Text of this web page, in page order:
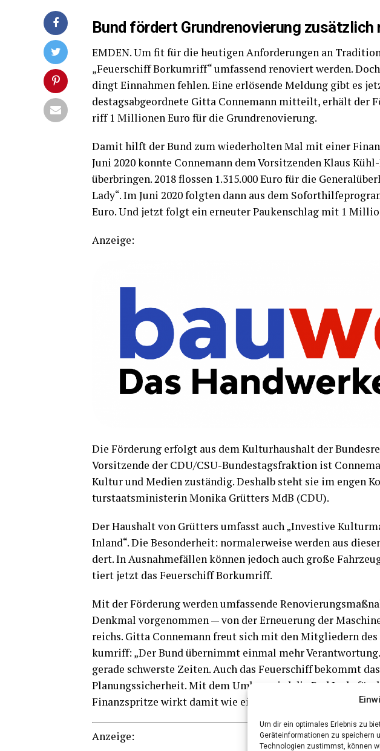
Um dir ein optimales Erlebnis zu
Geräteinformationen zu speichern
Technologien zustimmst, können
Bund för­dert Grund­re­no­vie­rung
EMDEN. Um fit für die heu­ti­gen Anfor­de­run­gen an
„Feu­er­schiff Bor­kum­riff“ umfas­send reno­viert wer­den.
dingt Ein­nah­men feh­len. Eine erlö­sen­de Mel­dung gibt es
des­tags­ab­ge­ord­ne­te Git­ta Con­ne­mann mit­teilt, erhält der
riff 1 Mil­lio­nen Euro für die Grundrenovierung.
Damit hilft der Bund zum wie­der­hol­ten Mal mit einer
Juni 2020 konn­te Con­ne­mann dem Vor­sit­zen­den Klaus
über­brin­gen. 2018 flos­sen 1.315.000 Euro für die
Lady“. Im Juni 2020 folg­ten dann aus dem
Euro. Und jetzt folgt ein erneu­ter Pau­ken­schlag mit 1
Anzei­ge:
Die För­de­rung erfolgt aus dem Kul­tur­haus­halt der
Vor­sit­zen­de der CDU/C­SU-Bun­des­tags­frak­ti­on ist
Kul­tur und Medi­en zustän­dig. Des­halb steht sie im engen
tur­staats­mi­nis­te­rin Moni­ka Grüt­ters MdB (CDU).
Der Haus­halt von Grüt­ters umfasst auch „Inves­ti­ve
Inland“. Die Beson­der­heit: nor­ma­ler­wei­se wer­den aus
dert. In Aus­nah­me­fäl­len kön­nen jedoch auch gro­ße
tiert jetzt das Feu­er­schiff Borkumriff.
Mit der För­de­rung wer­den umfas­sen­de
Denk­mal vor­ge­nom­men — von der Erneue­rung der
reichs. Git­ta Con­ne­mann freut sich mit den Mit­glie­dern
kum­riff: „Der Bund über­nimmt ein­mal mehr
gera­de schwers­te Zei­ten. Auch das Feu­er­schiff bekommt
Pla­nungs­si­cher­heit. Mit dem Umbau wird die Red Lady für
Finanz­sprit­ze wirkt damit wie ein Fitnessprogramm.“
Anzei­ge: